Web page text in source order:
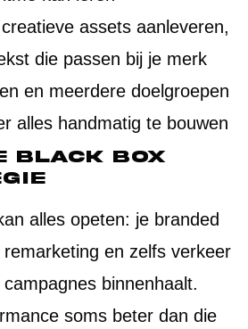
assets aanleveren,
die passen bij je merk
en meerdere doelgroepen
alles handmatig te bouwen
black box
alles opeten: je branded
en zelfs verkeer
binnenhaalt.
soms beter dan die